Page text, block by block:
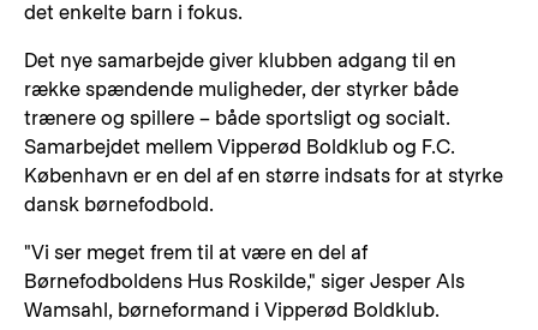
det enkelte barn i fokus.
Det nye samarbejde giver klubben adgang til en
række spændende muligheder, der styrker både
trænere og spillere – både sportsligt og socialt.
Samarbejdet mellem Vipperød Boldklub og F.C.
København er en del af en større indsats for at styrke
dansk børnefodbold.
"Vi ser meget frem til at være en del af
Børnefodboldens Hus Roskilde," siger Jesper Als
Wamsahl, børneformand i Vipperød Boldklub.